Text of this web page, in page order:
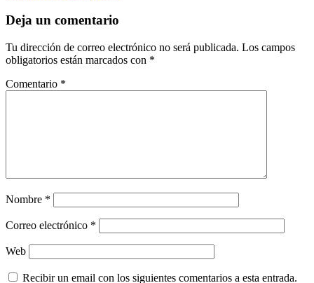
Deja un comentario
Tu dirección de correo electrónico no será publicada. Los campos
obligatorios están marcados con *
Comentario *
Nombre *
Correo electrónico *
Web
Recibir un email con los siguientes comentarios a esta entrada.